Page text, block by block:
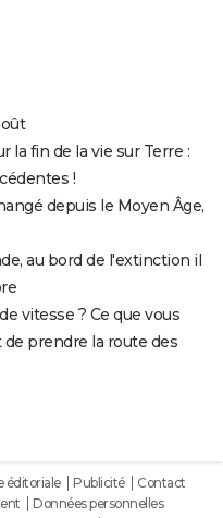
la fin de la vie sur Terre :
!
depuis le Moyen Âge,
au bord de l'extinction il
vitesse ? Ce que vous
prendre la route des
éditoriale Publicité
Contact
Données personnelles